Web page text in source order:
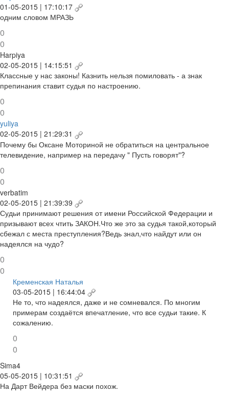
01-05-2015 | 17:10:17
одним словом МРАЗЬ
0
0
Harpiya
02-05-2015 | 14:15:51
Классные у нас законы! Казнить нельзя помиловать - а знак
препинания ставит судья по настроению.
0
0
yuliya
02-05-2015 | 21:29:31
Почему бы Оксане Моториной не обратиться на центральное
телевидение, например на передачу " Пусть говорят"?
0
0
verbatim
02-05-2015 | 21:39:39
Судьи принимают решения от имени Российской Федерации и
призывают всех чтить ЗАКОН.Что же это за судья такой,который
сбежал с места преступления?Ведь знал,что найдут или он
надеялся на чудо?
0
0
Кременская Наталья
03-05-2015 | 16:44:04
Не то, что надеялся, даже и не сомневался. По многим
примерам создаётся впечатление, что все судьи такие. К
сожалению.
0
0
Sima4
05-05-2015 | 10:31:51
На Дарт Вейдера без маски похож.